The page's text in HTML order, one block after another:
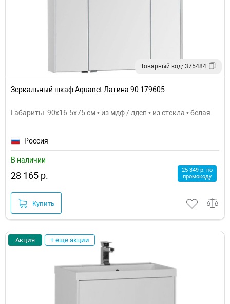
Товарный код: 375484
Зеркальный шкаф Aquanet Латина 90 179605
Габариты: 90x16.5x75 см • из мдф / лдсп • из стекла • белая
Россия
В наличии
28 165 р.
25 349 р. по
промокоду
Купить
Акция + еще акции